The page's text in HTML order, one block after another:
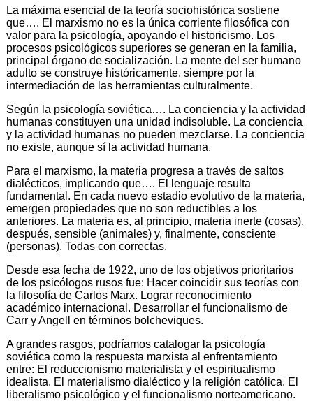
La máxima esencial de la teoría sociohistórica sostiene
que…. El marxismo no es la única corriente filosófica con
valor para la psicología, apoyando el historicismo. Los
procesos psicológicos superiores se generan en la familia,
principal órgano de socialización. La mente del ser humano
adulto se construye históricamente, siempre por la
intermediación de las herramientas culturalmente.
Según la psicología soviética…. La conciencia y la actividad
humanas constituyen una unidad indisoluble. La conciencia
y la actividad humanas no pueden mezclarse. La conciencia
no existe, aunque sí la actividad humana.
Para el marxismo, la materia progresa a través de saltos
dialécticos, implicando que…. El lenguaje resulta
fundamental. En cada nuevo estadio evolutivo de la materia,
emergen propiedades que no son reductibles a los
anteriores. La materia es, al principio, materia inerte (cosas),
después, sensible (animales) y, finalmente, consciente
(personas). Todas con correctas.
Desde esa fecha de 1922, uno de los objetivos prioritarios
de los psicólogos rusos fue: Hacer coincidir sus teorías con
la filosofía de Carlos Marx. Lograr reconocimiento
académico internacional. Desarrollar el funcionalismo de
Carr y Angell en términos bolcheviques.
A grandes rasgos, podríamos catalogar la psicología
soviética como la respuesta marxista al enfrentamiento
entre: El reduccionismo materialista y el espiritualismo
idealista. El materialismo dialéctico y la religión católica. El
liberalismo psicológico y el funcionalismo norteamericano.